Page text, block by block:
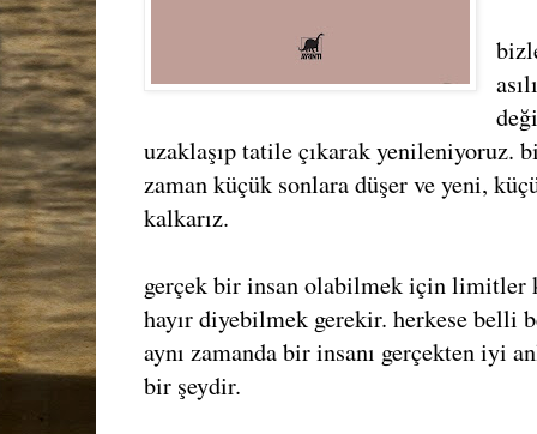
uzaklaşıp tatile çıkarak yenileniyoruz.
zaman küçük sonlara düşer ve yeni,
kalkarız.
gerçek bir insan olabilmek için limitler
hayır diyebilmek gerekir. herkese belli
aynı zamanda bir insanı gerçekten iyi
bir şeydir.